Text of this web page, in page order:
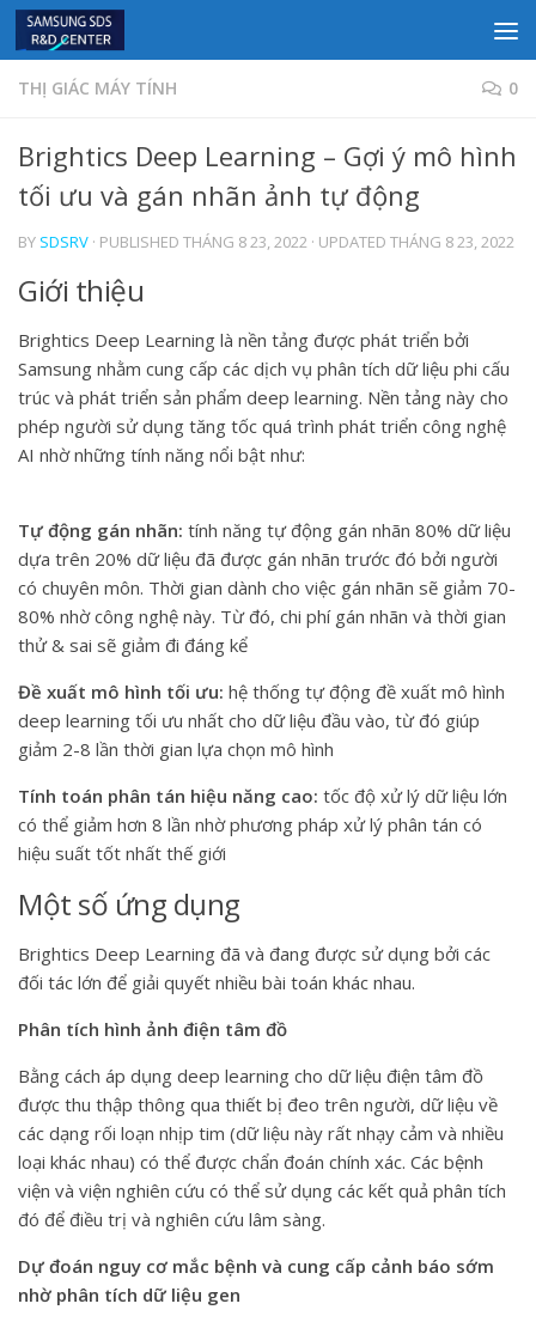
Skip to content
THỊ GIÁC MÁY TÍNH 0
Brightics Deep Learning – Gợi ý mô hình
tối ưu và gán nhãn ảnh tự động
BY SDSRV · PUBLISHED THÁNG 8 23, 2022 · UPDATED THÁNG 8 23, 2022
Giới thiệu
Brightics Deep Learning là nền tảng được phát triển bởi
Samsung nhằm cung cấp các dịch vụ phân tích dữ liệu phi cấu
trúc và phát triển sản phẩm deep learning. Nền tảng này cho
phép người sử dụng tăng tốc quá trình phát triển công nghệ
AI nhờ những tính năng nổi bật như:
Tự động gán nhãn: tính năng tự động gán nhãn 80% dữ liệu
dựa trên 20% dữ liệu đã được gán nhãn trước đó bởi người
có chuyên môn. Thời gian dành cho việc gán nhãn sẽ giảm 70-
80% nhờ công nghệ này. Từ đó, chi phí gán nhãn và thời gian
thử & sai sẽ giảm đi đáng kể
Đề xuất mô hình tối ưu: hệ thống tự động đề xuất mô hình
deep learning tối ưu nhất cho dữ liệu đầu vào, từ đó giúp
giảm 2-8 lần thời gian lựa chọn mô hình
Tính toán phân tán hiệu năng cao: tốc độ xử lý dữ liệu lớn
có thể giảm hơn 8 lần nhờ phương pháp xử lý phân tán có
hiệu suất tốt nhất thế giới
Một số ứng dụng
Brightics Deep Learning đã và đang được sử dụng bởi các
đối tác lớn để giải quyết nhiều bài toán khác nhau.
Phân tích hình ảnh điện tâm đồ
Bằng cách áp dụng deep learning cho dữ liệu điện tâm đồ
được thu thập thông qua thiết bị đeo trên người, dữ liệu về
các dạng rối loạn nhịp tim (dữ liệu này rất nhạy cảm và nhiều
loại khác nhau) có thể được chẩn đoán chính xác. Các bệnh
viện và viện nghiên cứu có thể sử dụng các kết quả phân tích
đó để điều trị và nghiên cứu lâm sàng.
Dự đoán nguy cơ mắc bệnh và cung cấp cảnh báo sớm
nhờ phân tích dữ liệu gen